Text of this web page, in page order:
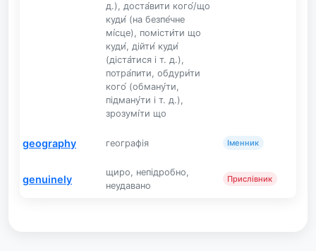
д.), доста́вити кого́/що
куди́ (на безпе́чне
мі́сце), помісти́ти що
куди́, дійти́ куди́
(діста́тися і т. д.),
потра́пити, обдури́ти
кого́ (обману́ти,
підману́ти і т. д.),
зрозумі́ти що
geography географія Іменник
genuinely
щиро, непідробно,
неудавано
Прислівник